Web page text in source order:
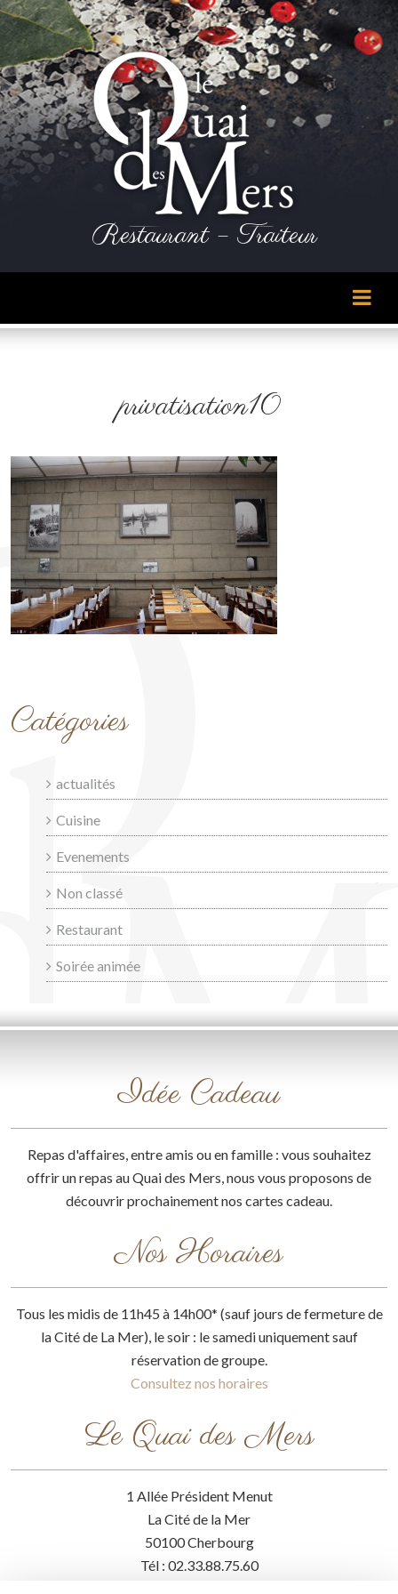
Restaurant – Traiteur
privatisation10
Catégories
actualités
Cuisine
Evenements
Non classé
Restaurant
Soirée animée
Idée Cadeau
Repas d'affaires, entre amis ou en famille : vous souhaitez
offrir un repas au Quai des Mers, nous vous proposons de
découvrir prochainement nos cartes cadeau.
Nos Horaires
Tous les midis de 11h45 à 14h00* (sauf jours de fermeture de
la Cité de La Mer), le soir : le samedi uniquement sauf
réservation de groupe.
Consultez nos horaires
Le Quai des Mers
1 Allée Président Menut
La Cité de la Mer
50100 Cherbourg
Tél : 02.33.88.75.60
Panneau de gestion des cookies